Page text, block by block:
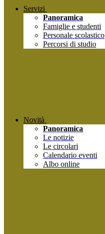
Servizi
Panoramica
Famiglie e studenti
Personale scolastico
Percorsi di studio
Novità
Panoramica
Le notizie
Le circolari
Calendario eventi
Albo online